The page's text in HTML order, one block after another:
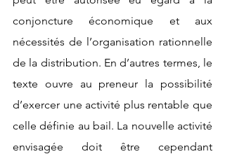
conjoncture économique et aux
nécessités de l’organisation rationnelle
de la distribution. En d’autres termes, le
texte ouvre au preneur la possibilité
d’exercer une activité plus rentable que
celle définie au bail. La nouvelle activité
envisagée doit être cependant